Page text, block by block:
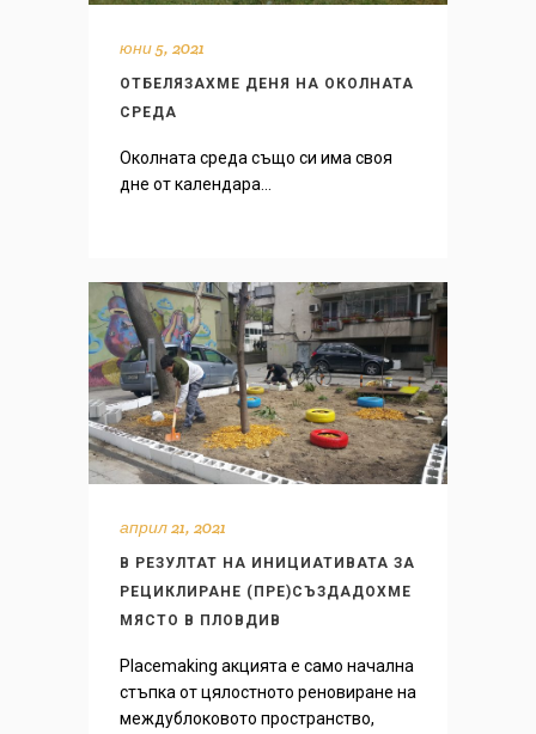
юни 5, 2021
OТБЕЛЯЗАХМЕ ДЕНЯ НА ОКОЛНАТА
СРЕДА
Околната средa също си има своя
дне от календара...
април 21, 2021
В РЕЗУЛТАТ НА ИНИЦИАТИВАТА ЗА
РЕЦИКЛИРАНЕ (ПРЕ)СЪЗДАДОХМЕ
МЯСТО В ПЛОВДИВ
Placemaking акцията е само начална
стъпка от цялостното реновиране на
междублоковото пространство,